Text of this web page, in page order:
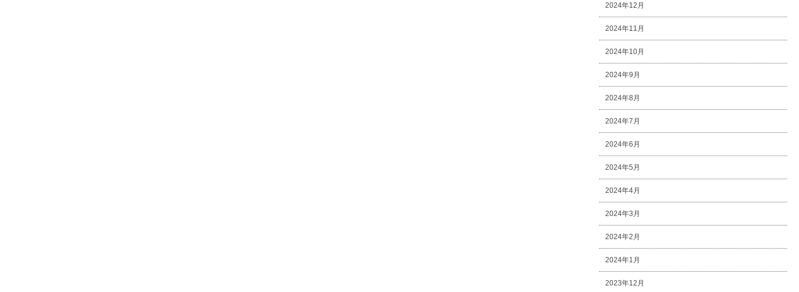
2024年12月
2024年11月
2024年10月
2024年9月
2024年8月
2024年7月
2024年6月
2024年5月
2024年4月
2024年3月
2024年2月
2024年1月
2023年12月